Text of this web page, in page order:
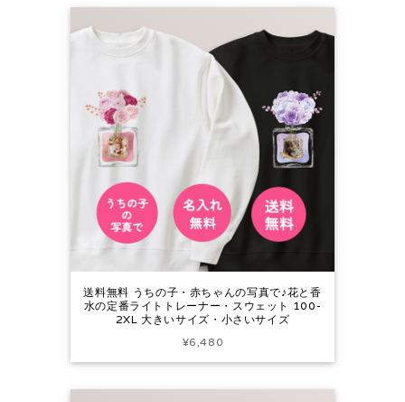
送料無料 うちの子・赤ちゃんの写真で♪花と香
水の定番ライトトレーナー・スウェット 100-
2XL 大きいサイズ・小さいサイズ
¥6,480